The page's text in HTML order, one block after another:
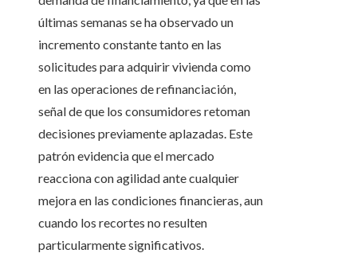
últimas semanas se ha observado un
incremento constante tanto en las
solicitudes para adquirir vivienda como
en las operaciones de refinanciación,
señal de que los consumidores retoman
decisiones previamente aplazadas. Este
patrón evidencia que el mercado
reacciona con agilidad ante cualquier
mejora en las condiciones financieras, aun
cuando los recortes no resulten
particularmente significativos.